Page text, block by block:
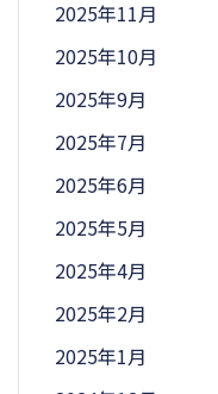
2025年11月
2025年10月
2025年9月
2025年7月
2025年6月
2025年5月
2025年4月
2025年2月
2025年1月